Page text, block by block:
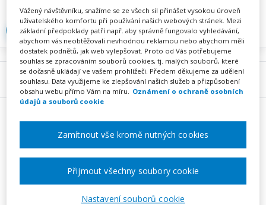
Proč se registrovat Hlídací sojka
Registrace
Přihlásit
Požadovaná akce nebyla nalezena.
Menu
Vážený návštěvníku, snažíme se ze všech sil přinášet vysokou úroveň
uživatelského komfortu při používání našich webových stránek. Mezi
základní předpoklady patří např. aby správně fungovalo vyhledávání,
abychom vás neobtěžovali nevhodnou reklamou nebo abychom měli
dostatek podnětů, jak web vylepšovat. Proto od Vás potřebujeme
souhlas se zpracováním souborů cookies, tj. malých souborů, které
se dočasně ukládají ve vašem prohlížeči. Předem děkujeme za udělení
souhlasu. Data využijeme ke zlepšování našich služeb a přizpůsobení
obsahu webu přímo Vám na míru. Oznámení o ochraně osobních
údajů a souborů cookie
Nastavení souborů cookie
Zamítnout vše kromě nutných cookies
Přijmout všechny soubory cookie